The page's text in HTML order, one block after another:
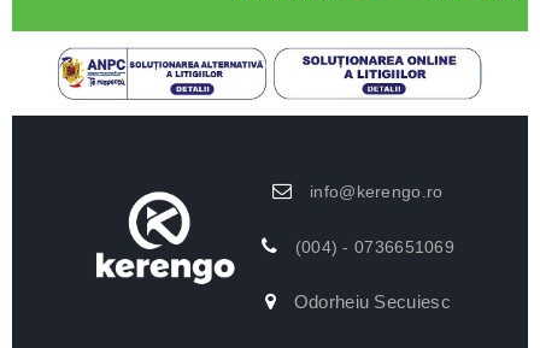
info@kerengo.ro
(004) - 0736651069
Odorheiu Secuiesc